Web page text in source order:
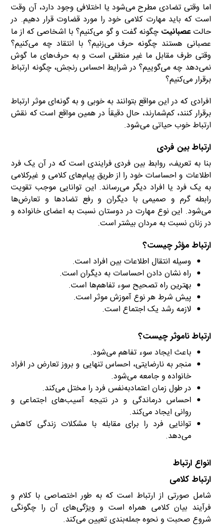
اما وقتی تضادی مطرح می‌شود یا اختلافی وجود دارد، آن وقت
است که باید مهارت کلامی خود را مورد قضاوت قرار دهیم. در
حالتعصبانیت چگونه گفت و گو می‌کنیم؟ با اشخاصی که از ما
عصبانی هستند چگونه حرف می‌زنیم؟ با انتقاد چه می‌کنیم؟
وقتی طرف مقابل ما غیر منطقی است و به حرف‌های ما گوش
نمی‌دهد چه می‌گوییم؟ در شرایط احساس رنجش، چگونه ارتباط
برقرار می‌کنیم؟
افرادی که در این مواقع بتوانند به خوبی و به گونه‌ای موثر ارتباط
برقرار کنند، کم‌شمارند، حال دقیقاً در همین مواقع است که نقش
ارتباط خوب حیاتی می‌شود.
ارتباط بین فردی
بنا به تعریف، روابط بین فردی فرایندی است که در آن یک فرد
اطلاعات و احساسات خود را از طریق پیام‌های کلامی و غیرکلامی
به یک فرد یا افراد دیگر می‌رساند. این توانایی موجب تقویت
رابطه گرم و صمیمی با دیگران و رفع تضادها و تعارض‌ها
می‌شود. این نوع مهارت در دوستان نسبت به اعضای خانواده و
در زنان نسبت به مردان بیشتر است.
ارتباط مؤثر چیست؟
وسیله انتقال اطلاعات بین افراد است.
راه نشان دادن احساسات به دیگران است.
بهترین راه تصحیح سوء تفاهم‌ها است.
پیش شرط هر نوع آموزش موثر است.
لازمه رشد یک اجتماع است.
ارتباط ناموثر چیست؟
باعث ایجاد سوء تفاهم می‌شود.
منجر به نارضایتی، احساس تنهایی و بروز تعارض در افراد
خانواده و جامعه می‌شود.
در طول زمان اعتمادبه‌نفس فرد را مختل می‌کند.
احساس درماندگی و در نتیجه آسیب‌های اجتماعی و
روانی ایجاد می‌کند.
توانایی فرد را برای مقابله با مشکلات زندگی کاهش
می‌دهد.
انواع ارتباط
ارتباط کلامی
شامل صورتی از ارتباط است که به طور اختصاصی با کلام و
فرآیند بیان کلامی همراه است و ویژگی‌های آن را چگونگی
شروع صحبت و نحوه جمله‌بندی تعیین می‌کند.